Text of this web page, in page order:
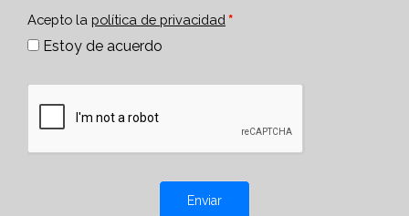
Acepto la política de privacidad
Estoy de acuerdo
Enviar